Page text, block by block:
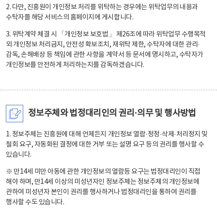
2. 다만, 진흥원이 개인정보 처리를 위탁하는 경우에는 위탁업무의 내용과
수탁자를 해당 서비스의 홈페이지에 게시합니다.
3. 위탁계약 체결 시 「개인정보 보호법」 제26조에 따라 위탁업무 수행목적
외 개인정보 처리금지, 안전성 확보조치, 재위탁 제한, 수탁자에 대한 관리·
감독, 손해배상 등 책임에 관한 사항을 계약서 등 문서에 명시하고, 수탁자가
개인정보를 안전하게 처리하는지를 감독하겠습니다.
정보주체와 법정대리인의 권리·의무 및 행사방법
1. 정보주체는 진흥원에 대해 언제든지 개인정보 열람·정정·삭제·처리정지 및
철회 요구, 자동화된 결정에 대한 거부 또는 설명 요구 등의 권리를 행사할 수
있습니다.
※ 만14세 미만 아동에 관한 개인정보의 열람등 요구는 법정대리인이 직접
해야 하며, 만14세 이상의 미성년자인 정보주체는 정보주체의 개인정보에
관하여 미성년자 본인이 권리를 행사하거나 법정대리인을 통하여 권리를
행사할 수도 있습니다.